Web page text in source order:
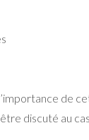
de
discuté au